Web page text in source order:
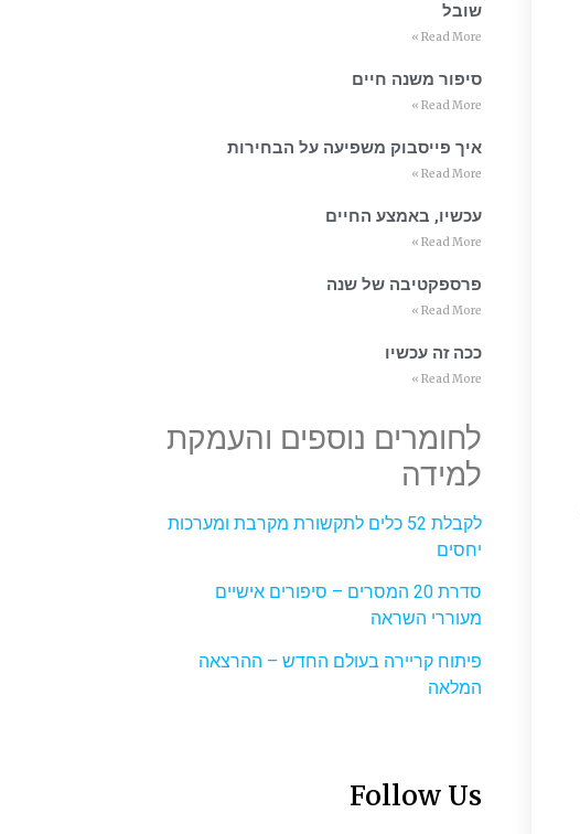
שובל
Read More »
סיפור משנה חיים
Read More »
איך פייסבוק משפיעה על הבחירות
Read More »
עכשיו, באמצע החיים
Read More »
פרספקטיבה של שנה
Read More »
ככה זה עכשיו
Read More »
לחומרים נוספים והעמקת
למידה
לקבלת 52 כלים לתקשורת מקרבת ומערכות
יחסים
סדרת 20 המסרים – סיפורים אישיים
מעוררי השראה
פיתוח קריירה בעולם החדש – ההרצאה
המלאה
Follow Us